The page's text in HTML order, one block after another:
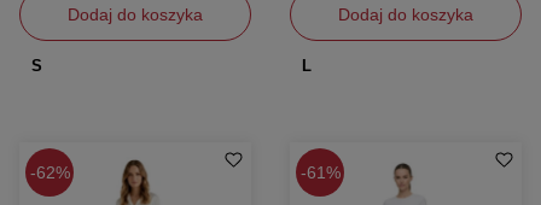
Dodaj do koszyka
S
Dodaj do koszyka
L
62% 61%